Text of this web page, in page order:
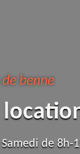
benne
de